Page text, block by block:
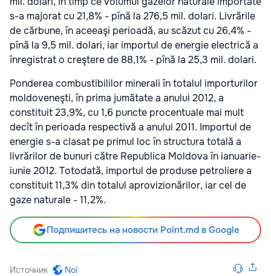
s-a majorat cu 21,8% - pînă la 276,5 mil. dolari. Livrările
de cărbune, în aceeaşi perioadă, au scăzut cu 26,4% -
pînă la 9,5 mil. dolari, iar importul de energie electrică a
înregistrat o creştere de 88,1% - pînă la 25,3 mil. dolari.
Ponderea combustibililor minerali în totalul importurilor
moldoveneşti, în prima jumătate a anului 2012, a
constituit 23,9%, cu 1,6 puncte procentuale mai mult
decît în perioada respectivă a anului 2011. Importul de
energie s-a clasat pe primul loc în structura totală a
livrărilor de bunuri către Republica Moldova în ianuarie-
iunie 2012. Totodată, importul de produse petroliere a
constituit 11,3% din totalul aprovizionărilor, iar cel de
gaze naturale - 11,2%.
Подпишитесь на новости Point.md в Google
Источник Noi